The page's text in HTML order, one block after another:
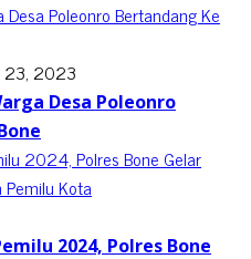
23, 2023
Desa Poleonro
2024, Polres Bone